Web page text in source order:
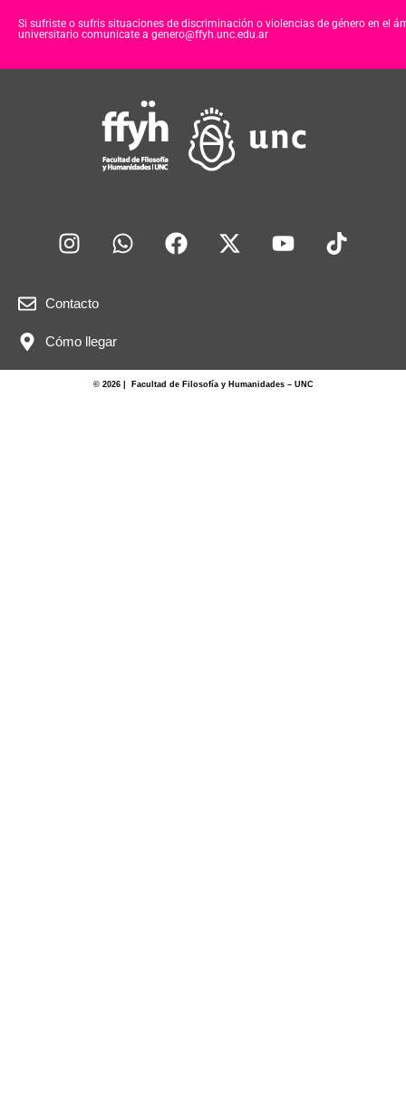
Si sufriste o sufris situaciones de discriminación o violencias de género en el
universitario comunicate a genero@ffyh.unc.edu.ar
Contacto
Cómo llegar
© 2026 | Facultad de Filosofía y Humanidades – UNC